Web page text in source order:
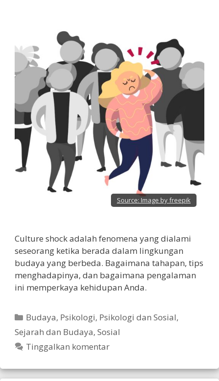
Source: Image by freepik
Culture shock adalah fenomena yang dialami
seseorang ketika berada dalam lingkungan
budaya yang berbeda. Bagaimana tahapan, tips
menghadapinya, dan bagaimana pengalaman
ini memperkaya kehidupan Anda.
Kategori
Budaya, Psikologi, Psikologi dan Sosial,
Sejarah dan Budaya, Sosial
Tinggalkan komentar